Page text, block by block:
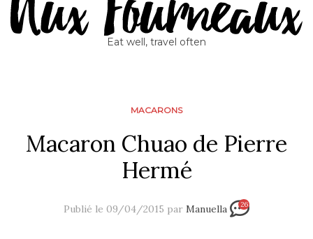
Eat well, travel often
MACARONS
Macaron Chuao de Pierre
Hermé
Publié le 09/04/2015 par Manuella 26